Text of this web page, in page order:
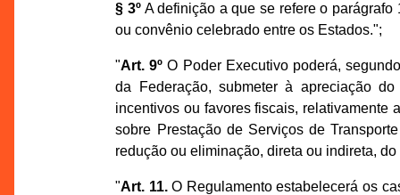
§ 3ºA definição a que se refere o parágrafo
ou convênio celebrado entre os Estados.";
"Art. 9º O Poder Executivo poderá,
da Federação, submeter à apreciação
incentivos ou favores fiscais, relativamente
sobre Prestação de Serviços de
redução ou eliminação, direta ou indireta,
"Art. 11.O Regulamento estabelecerá os